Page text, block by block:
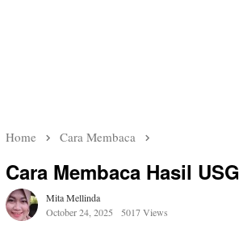
Home Cara Membaca
Cara Membaca Hasil USG
Mita Mellinda
October 24, 2025
5017 Views